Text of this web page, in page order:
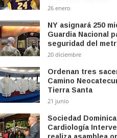
26 enero
NY asignará 250
Guardia Nacional
seguridad del
20 diciembre
Ordenan tres
Camino
Tierra Santa
21 junio
Sociedad
Cardiología
realiza asamblea